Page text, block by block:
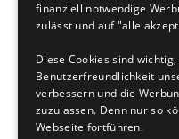
Seite1von40
Gehe zu Seite:
1
2
3
4
5
finanziell notwendige
zulässt und auf "alle
Diese Cookies sind
Benutzerfreundlichkeit
verbessern und die
zuzulassen. Denn nur so
Webseite fortführen.